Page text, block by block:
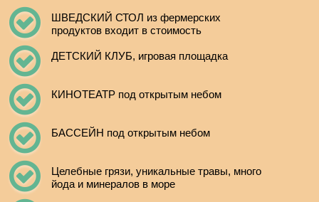
ШВЕДСКИЙ СТОЛ из фермерских
продуктов входит в стоимость
ДЕТСКИЙ КЛУБ, игровая площадка
КИНОТЕАТР под открытым небом
БАССЕЙН под открытым небом
Целебные грязи, уникальные травы, много
йода и минералов в море